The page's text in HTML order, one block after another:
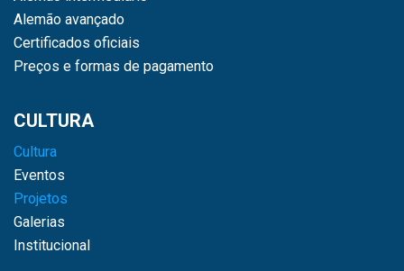
Alemão avançado
Certificados oficiais
Preços e formas de pagamento
CULTURA
Cultura
Eventos
Projetos
Galerias
Institucional